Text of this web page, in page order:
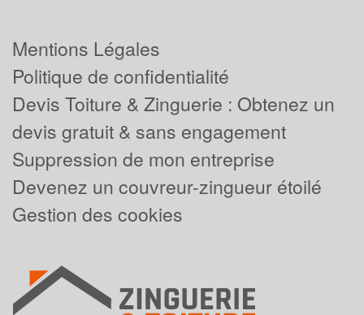
Mentions Légales
Politique de confidentialité
Devis Toiture & Zinguerie : Obtenez un
devis gratuit & sans engagement
Suppression de mon entreprise
Devenez un couvreur-zingueur étoilé
Gestion des cookies